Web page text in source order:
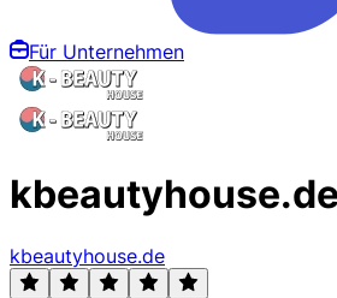
Für Unternehmen
kbeautyhouse.de
kbeautyhouse.de